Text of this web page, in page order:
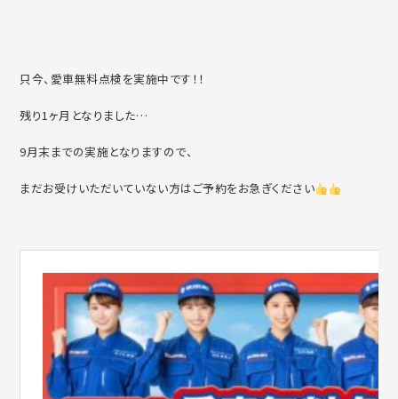
只今、愛車無料点検を実施中です！！
残り1ヶ月となりました…
9月末までの実施となりますので、
まだお受けいただいていない方はご予約をお急ぎください